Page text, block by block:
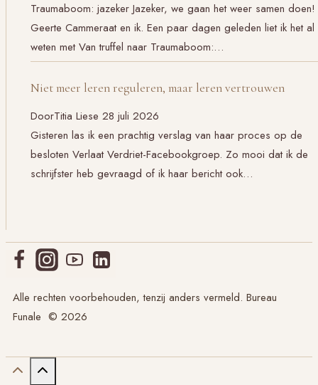
Traumaboom: jazeker Jazeker, we gaan het weer samen doen!
Geerte Cammeraat en ik. Een paar dagen geleden liet ik het al
weten met Van truffel naar Traumaboom:…
Niet meer leren reguleren, maar leren vertrouwen
DoorTitia Liese 28 juli 2026
Gisteren las ik een prachtig verslag van haar proces op de
besloten Verlaat Verdriet-Facebookgroep. Zo mooi dat ik de
schrijfster heb gevraagd of ik haar bericht ook…
Alle rechten voorbehouden, tenzij anders vermeld. Bureau
Funale © 2026